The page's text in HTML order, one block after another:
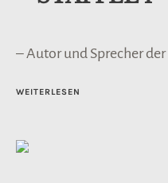
– Autor und Sprecher
WEITERLESEN